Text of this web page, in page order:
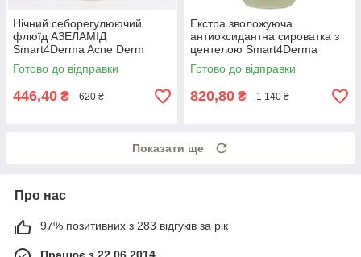
Нічний себорегулюючий
флюїд АЗЕЛАМІД
Smart4Derma Acne Derm
Active AZELAMID BOOSTER
BLEMISH CORRECT
Готово до відправки
446,40 ₴ 620 ₴
Екстра зволожуюча
антиоксидантна сироватка з
центелою Smart4Derma
Aquagen HYDRA VITAL
SERUM CENTELLA
Готово до відправки
820,80 ₴ 1 140 ₴
Показати ще
Про нас
97% позитивних з 283 відгуків за рік